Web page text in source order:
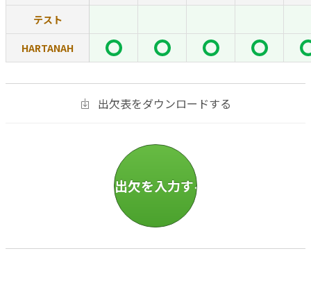
テスト
HARTANAH
出欠表をダウンロードする